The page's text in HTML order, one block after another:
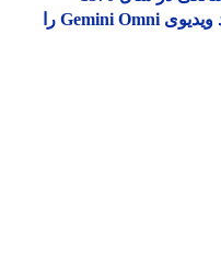
گوگل دسترسی رایگان به ابزار تولید ویدیوی Gemini Omni را